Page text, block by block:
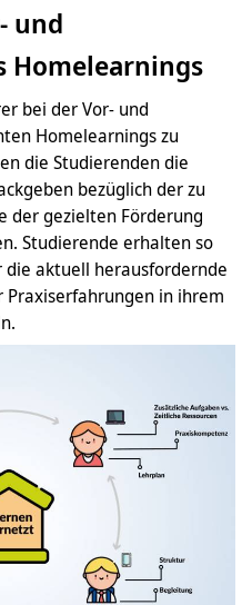
und
Homelearnings
bei der Vor- und
Homelearnings zu
die Studierenden die
bezüglich der zu
der gezielten Förderung
Studierende erhalten so
aktuell herausfordernde
in ihrem